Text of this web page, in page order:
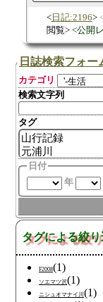
日記:2196
閲覧
公開
日誌検索フォー
カテゴリ
検索文字列
タグ
日付
年
タグによる絞
F2008(1)
ソエマツ沢(1)
ニシュオマナイ川(1)